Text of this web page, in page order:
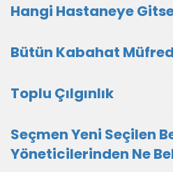
Hangi Hastaneye
Bütün Kabahat
Toplu Çılgınlık
Seçmen Yeni Seçilen
Yöneticilerinden Ne